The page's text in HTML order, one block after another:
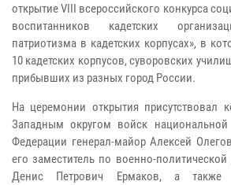
открытие VIII всероссийского конкурса
воспитанников кадетских
патриотизма в кадетских корпусах», в
10 кадетских корпусов, суворовских
прибывших из разных город России.
На церемонии открытия присутствовал
Западным округом войск национальной
Федерации генерал-майор Алексей
его заместитель по военно-политической
Денис Петрович Ермаков, а также